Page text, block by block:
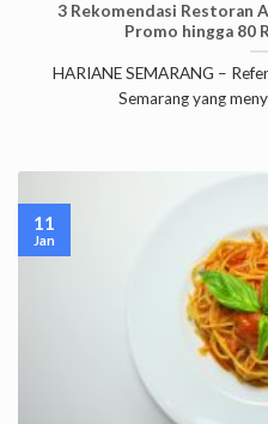
3 Rekomendasi Restoran
Promo hingga 80
HARIANE SEMARANG –
Semarang yang
11
Jan